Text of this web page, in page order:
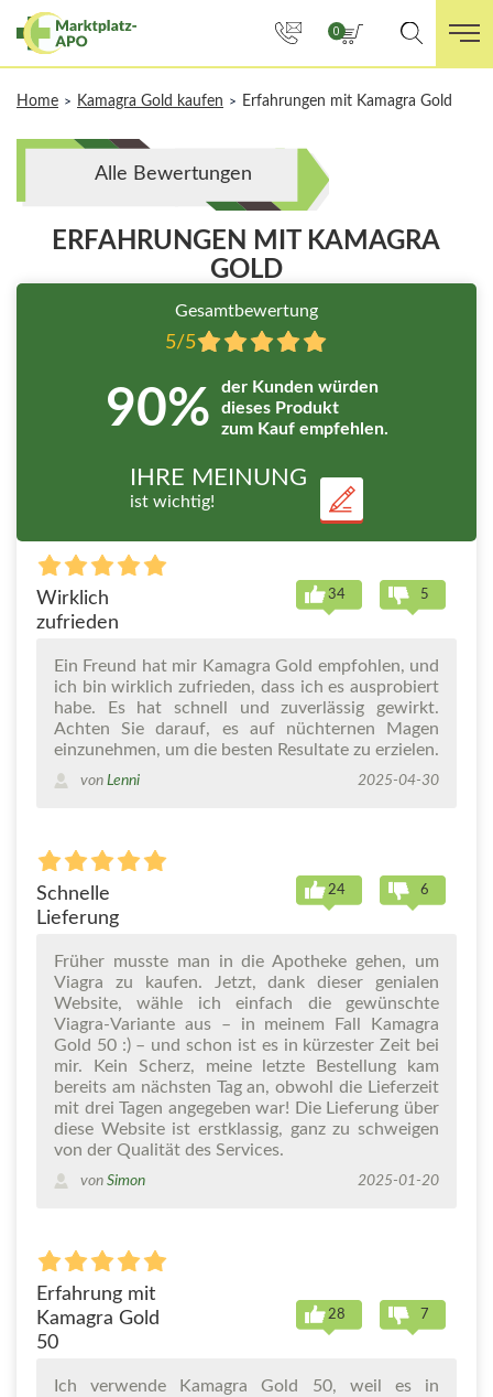
0
Home > Kamagra Gold kaufen > Erfahrungen mit Kamagra Gold
Alle Bewertungen
ERFAHRUNGEN MIT KAMAGRA
GOLD
Gesamtbewertung
5/5
90%
der Kunden würden
dieses Produkt
zum Kauf empfehlen.
IHRE MEINUNG
ist wichtig!
Wirklich
zufrieden
34 5
Ein Freund hat mir Kamagra Gold empfohlen, und
ich bin wirklich zufrieden, dass ich es ausprobiert
habe. Es hat schnell und zuverlässig gewirkt.
Achten Sie darauf, es auf nüchternen Magen
einzunehmen, um die besten Resultate zu erzielen.
von Lenni 2025-04-30
Schnelle
Lieferung
24 6
Früher musste man in die Apotheke gehen, um
Viagra zu kaufen. Jetzt, dank dieser genialen
Website, wähle ich einfach die gewünschte
Viagra-Variante aus – in meinem Fall Kamagra
Gold 50 :) – und schon ist es in kürzester Zeit bei
mir. Kein Scherz, meine letzte Bestellung kam
bereits am nächsten Tag an, obwohl die Lieferzeit
mit drei Tagen angegeben war! Die Lieferung über
diese Website ist erstklassig, ganz zu schweigen
von der Qualität des Services.
von Simon 2025-01-20
Erfahrung mit
Kamagra Gold
50
28 7
Ich verwende Kamagra Gold 50, weil es in